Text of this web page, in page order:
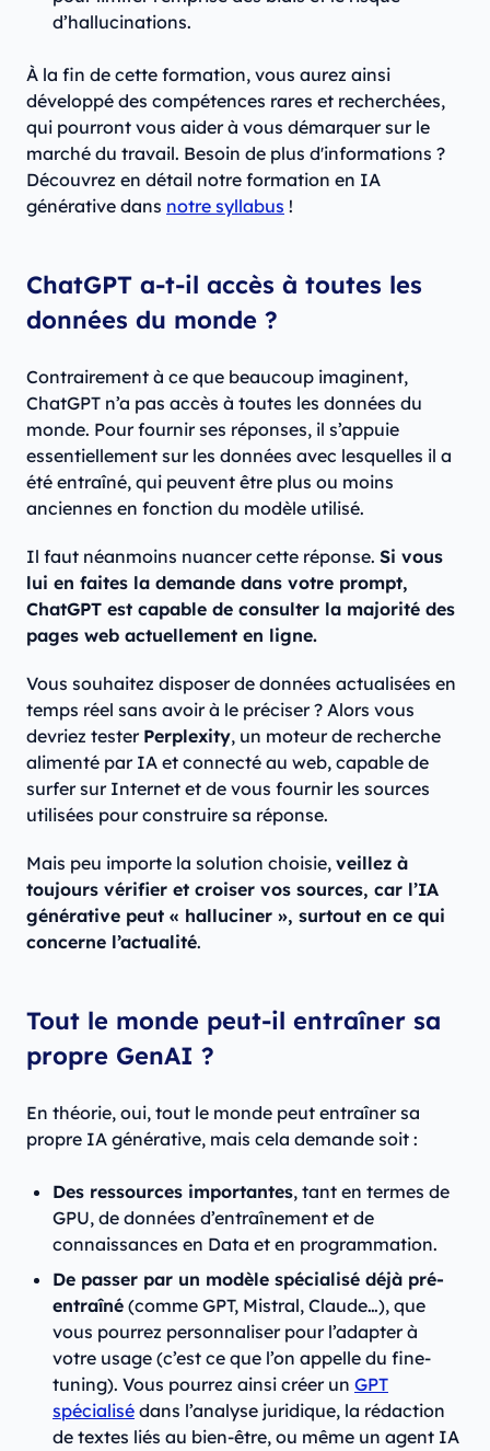
d’hallucinations.
À la fin de cette formation, vous aurez ainsi
développé des compétences rares et recherchées,
qui pourront vous aider à vous démarquer sur le
marché du travail. Besoin de plus d'informations ?
Découvrez en détail notre formation en IA
générative dans notre syllabus !
ChatGPT a-t-il accès à toutes les
données du monde ?
Contrairement à ce que beaucoup imaginent,
ChatGPT n’a pas accès à toutes les données du
monde. Pour fournir ses réponses, il s’appuie
essentiellement sur les données avec lesquelles il a
été entraîné, qui peuvent être plus ou moins
anciennes en fonction du modèle utilisé.
Il faut néanmoins nuancer cette réponse. Si vous
lui en faites la demande dans votre prompt,
ChatGPT est capable de consulter la majorité des
pages web actuellement en ligne.
Vous souhaitez disposer de données actualisées en
temps réel sans avoir à le préciser ? Alors vous
devriez tester Perplexity, un moteur de recherche
alimenté par IA et connecté au web, capable de
surfer sur Internet et de vous fournir les sources
utilisées pour construire sa réponse.
Mais peu importe la solution choisie, veillez à
toujours vérifier et croiser vos sources, car l’IA
générative peut « halluciner », surtout en ce qui
concerne l’actualité.
Tout le monde peut-il entraîner sa
propre GenAI ?
En théorie, oui, tout le monde peut entraîner sa
propre IA générative, mais cela demande soit :
Des ressources importantes, tant en termes de
GPU, de données d’entraînement et de
connaissances en Data et en programmation.
De passer par un modèle spécialisé déjà pré-
entraîné (comme GPT, Mistral, Claude…), que
vous pourrez personnaliser pour l’adapter à
votre usage (c’est ce que l’on appelle du fine-
tuning). Vous pourrez ainsi créer un GPT
spécialisé dans l’analyse juridique, la rédaction
de textes liés au bien-être, ou même un agent IA